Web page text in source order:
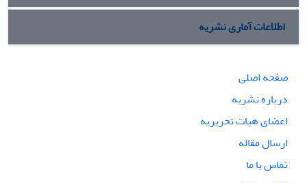
اطلاعات آماری نشریه
صفحه اصلی
درباره نشریه
اعضای هیات تحریریه
ارسال مقاله
تماس با ما